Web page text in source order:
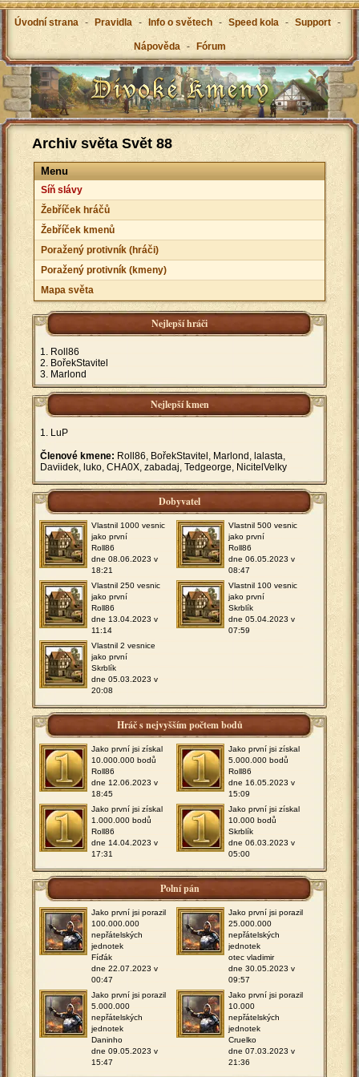
Úvodní strana - Pravidla - Info o světech - Speed kola - Support -
Nápověda - Fórum
Archiv světa Svět 88
Menu
Síň slávy
Žebříček hráčů
Žebříček kmenů
Poražený protivník (hráči)
Poražený protivník (kmeny)
Mapa světa
Nejlepší hráči
Roll86
BořekStavitel
Marlond
Nejlepší kmen
LuP
Členové kmene: Roll86, BořekStavitel, Marlond, lalasta,
Daviidek, luko, CHA0X, zabadaj, Tedgeorge, NicitelVelky
Dobyvatel
Vlastnil 1000 vesnic
jako první
Roll86
dne 08.06.2023 v
18:21
Vlastnil 500 vesnic
jako první
Roll86
dne 06.05.2023 v
08:47
Vlastnil 250 vesnic
jako první
Roll86
dne 13.04.2023 v
11:14
Vlastnil 100 vesnic
jako první
Skrblík
dne 05.04.2023 v
07:59
Vlastnil 2 vesnice
jako první
Skrblík
dne 05.03.2023 v
20:08
Hráč s nejvyšším počtem bodů
Jako první jsi získal
10.000.000 bodů
Roll86
dne 12.06.2023 v
18:45
Jako první jsi získal
5.000.000 bodů
Roll86
dne 16.05.2023 v
15:09
Jako první jsi získal
1.000.000 bodů
Roll86
dne 14.04.2023 v
17:31
Jako první jsi získal
10.000 bodů
Skrblík
dne 06.03.2023 v
05:00
Polní pán
Jako první jsi porazil
100.000.000
nepřátelských
jednotek
Fíďák
dne 22.07.2023 v
00:47
Jako první jsi porazil
25.000.000
nepřátelských
jednotek
otec vladimir
dne 30.05.2023 v
09:57
Jako první jsi porazil
5.000.000
nepřátelských
jednotek
Daninho
dne 09.05.2023 v
15:47
Jako první jsi porazil
10.000
nepřátelských
jednotek
Cruelko
dne 07.03.2023 v
21:36